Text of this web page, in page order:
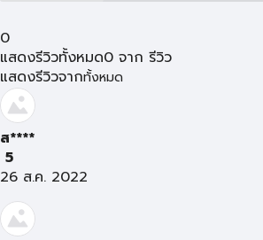
0
แสดงรีวิวทั้งหมด0 จาก รีวิว
แสดงรีวิวจากทั้งหมด
ส****
5
26 ส.ค. 2022